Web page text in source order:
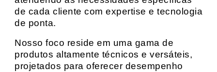
de cada cliente com expertise e tecnologia
de ponta.
Nosso foco reside em uma gama de
produtos altamente técnicos e versáteis,
projetados para oferecer desempenho